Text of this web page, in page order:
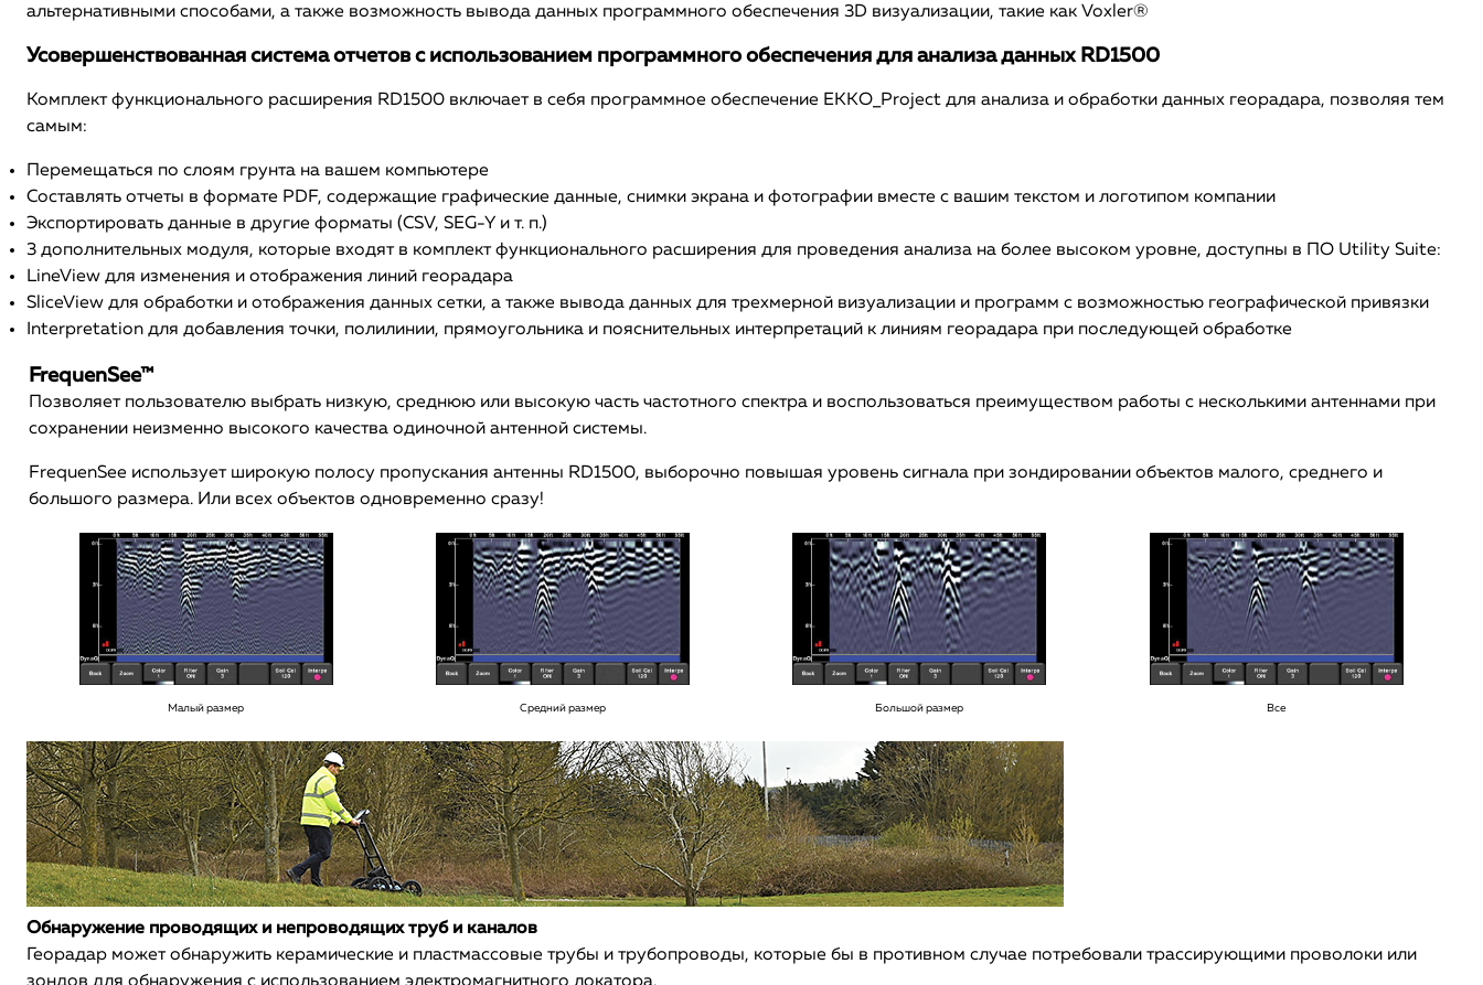
альтернативными способами, а также возможность вывода данных программного обеспечения 3D визуализации, такие как Voxler®
Усовершенствованная система отчетов с использованием программного обеспечения для анализа данных RD1500
Комплект функционального расширения RD1500 включает в себя программное обеспечение EKKO_Project для анализа и обработки данных георадара, позволяя тем
самым:
Перемещаться по слоям грунта на вашем компьютере
Составлять отчеты в формате PDF, содержащие графические данные, снимки экрана и фотографии вместе с вашим текстом и логотипом компании
Экспортировать данные в другие форматы (CSV, SEG-Y и т. п.)
3 дополнительных модуля, которые входят в комплект функционального расширения для проведения анализа на более высоком уровне, доступны в ПО Utility Suite:
LineView для изменения и отображения линий георадара
SliceView для обработки и отображения данных сетки, а также вывода данных для трехмерной визуализации и программ с возможностью географической привязки
Interpretation для добавления точки, полилинии, прямоугольника и пояснительных интерпретаций к линиям георадара при последующей обработке
FrequenSee™
Позволяет пользователю выбрать низкую, среднюю или высокую часть частотного спектра и воспользоваться преимуществом работы с несколькими антеннами при
сохранении неизменно высокого качества одиночной антенной системы.
FrequenSee использует широкую полосу пропускания антенны RD1500, выборочно повышая уровень сигнала при зондировании объектов малого, среднего и
большого размера. Или всех объектов одновременно сразу!
Малый размер Средний размер Большой размер Все
Обнаружение проводящих и непроводящих труб и каналов
Георадар может обнаружить керамические и пластмассовые трубы и трубопроводы, которые бы в противном случае потребовали трассирующими проволоки или